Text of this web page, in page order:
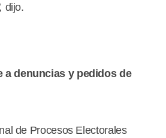
dijo.
a denuncias y pedidos de
de Procesos Electorales